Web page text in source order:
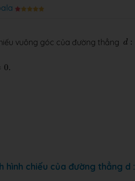
vuông góc của đường thẳng d :
0.
hình chiếu của đường thẳng d :